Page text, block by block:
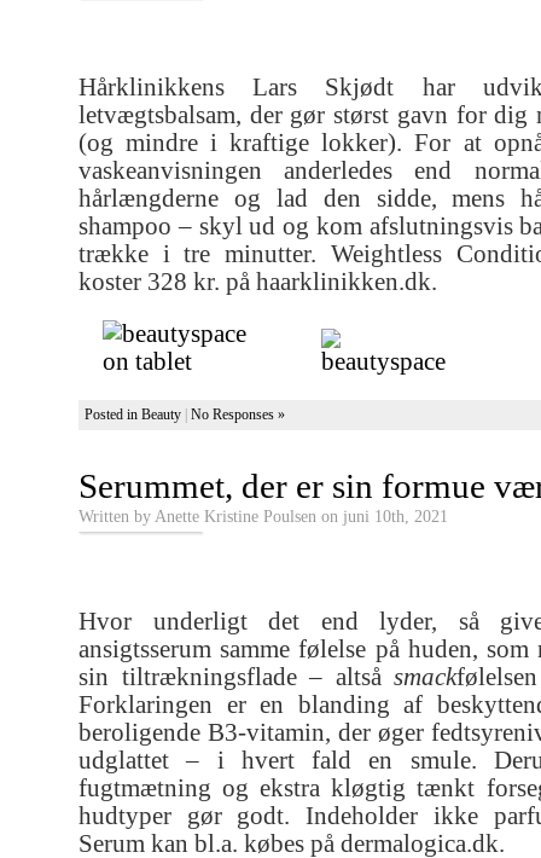
Hårklinikkens Lars Skjødt har
letvægtsbalsam, der gør størst gavn for
(og mindre i kraftige lokker). For at
vaskeanvisningen anderledes end
hårlængderne og lad den sidde, mens
shampoo – skyl ud og kom afslutningsvis
trække i tre minutter. Weightless
koster 328 kr. på haarklinikken.dk.
Posted in Beauty No Responses »
Serummet, der er sin formue
Written by Anette Kristine Poulsen on juni 10th, 2021
Hvor underligt det end lyder, så
ansigtsserum samme følelse på huden,
sin tiltrækningsflade – altsåsmack
Forklaringen er en blanding af
beroligende B3-vitamin, der øger
udglattet – i hvert fald en smule.
fugtmætning og ekstra kløgtig tænkt
hudtyper gør godt. Indeholder ikke
Serum kan bl.a. købes på dermalogica.dk.